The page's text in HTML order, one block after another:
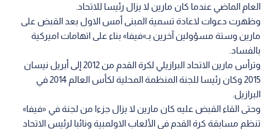
العام الماضي عندما كان مارين لا يزال رئيسا للاتحاد.
وظهرت دعوات لاعادة تسمية المبنى أمس الاول بعد القبض على
مارين وستة مسؤولين آخرين بـ»فيفا» بناء على اتهامات اميركية
بالفساد.
وترأس مارين الاتحاد البرازيلي لكرة القدم من 2012 إلى أبريل نيسان
2015 وكان رئيسا للجنة المنظمة المحلية لكأس العالم 2014 في
البرازيل.
وحتى القاء القبض عليه كان مارين لا يزال جزءا من لجنة في «فيفا»
تنظم مسابقة كرة القدم في الألعاب الاولمبية ونائبا لرئيس الاتحاد